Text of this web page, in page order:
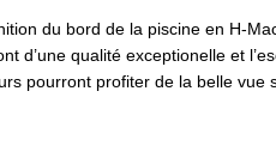
du bord de la piscine en H-
d’une qualité exceptionelle et
pourront profiter de la belle